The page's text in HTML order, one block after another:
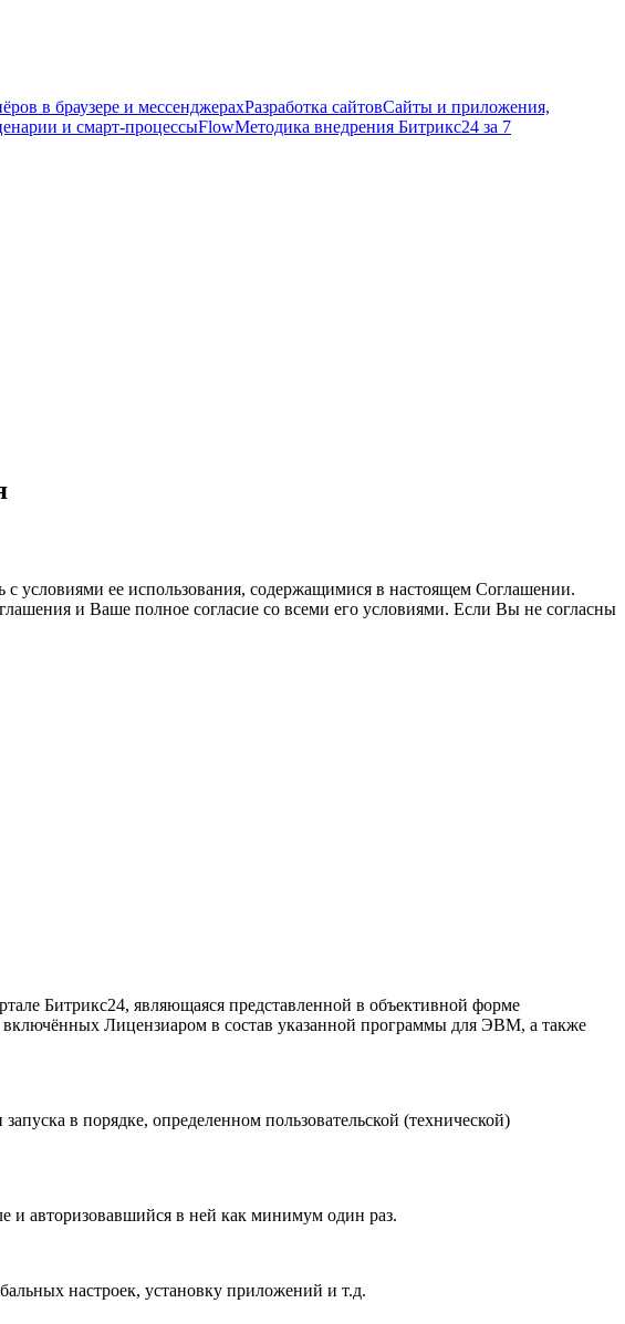
в браузере и мессенджерахРазработка сайтовСайты и приложения,
и смарт-процессыFlowМетодика внедрения Битрикс24 за 7
ее использования, содержащимися в настоящем Соглашении.
и Ваше полное согласие со всеми его условиями. Если Вы не согласны
Битрикс24, являющаяся представленной в объективной форме
Лицензиаром в состав указанной программы для ЭВМ, а также
в порядке, определенном пользовательской (технической)
и авторизовавшийся в ней как минимум один раз.
настроек, установку приложений и т.д.